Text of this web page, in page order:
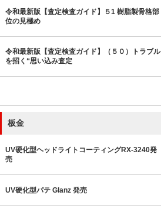
令和最新版【査定検査ガイド】５1 樹脂製骨格部
位の見極め
令和最新版【査定検査ガイド】（５０）トラブル
を招く“思い込み査定
板金
UV硬化型ヘッドライトコーティングRX-3240発
売
UV硬化型パテ Glanz 発売